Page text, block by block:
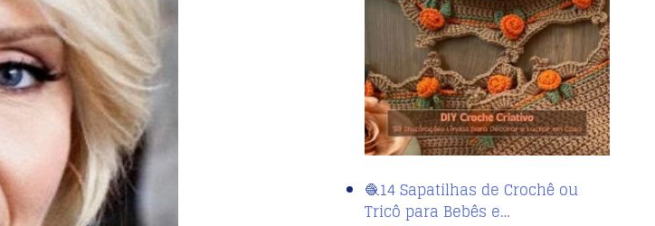
🧶14 Sapatilhas de Crochê ou
Tricô para Bebês e…